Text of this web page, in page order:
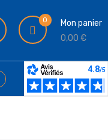
0
Mon panier
0,00 €